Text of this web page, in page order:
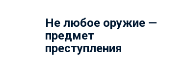
Не любое оружие —
предмет
преступления